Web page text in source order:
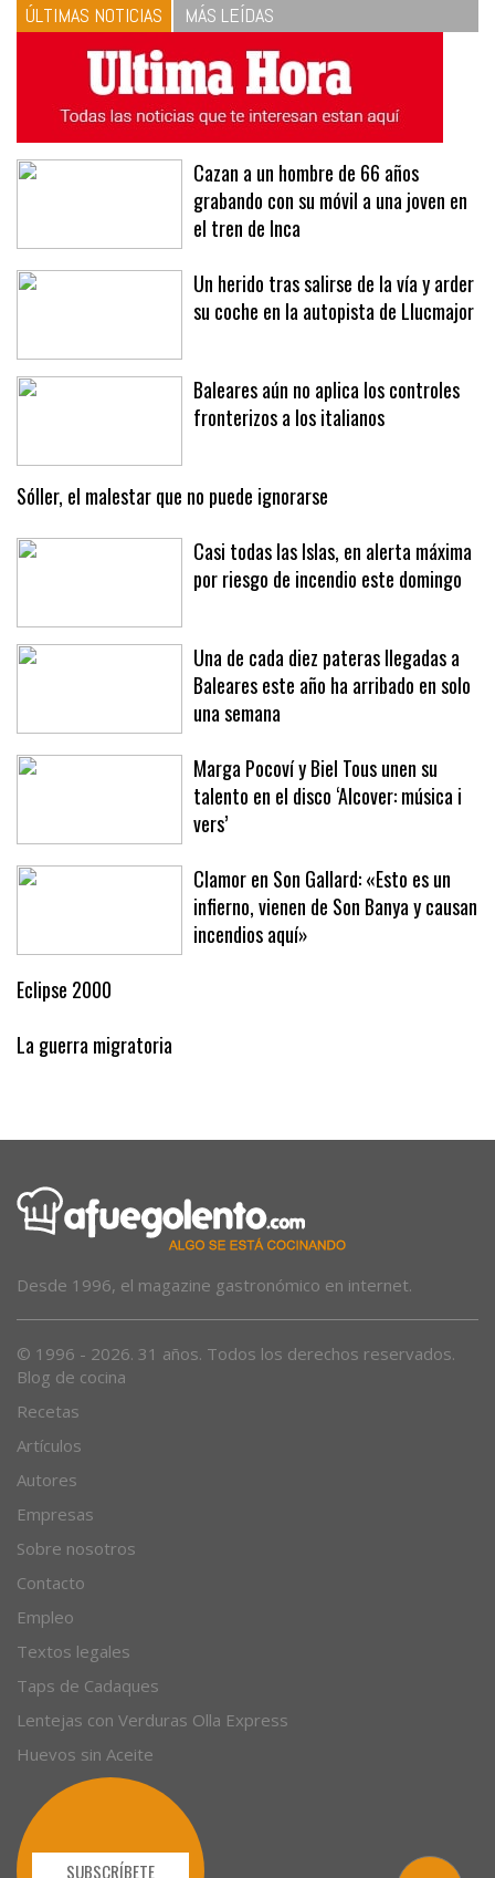
ÚLTIMAS NOTICIAS MÁS LEÍDAS
Cazan a un hombre de 66 años
grabando con su móvil a una joven en
el tren de Inca
Un herido tras salirse de la vía y arder
su coche en la autopista de Llucmajor
Baleares aún no aplica los controles
fronterizos a los italianos
Sóller, el malestar que no puede ignorarse
Casi todas las Islas, en alerta máxima
por riesgo de incendio este domingo
Una de cada diez pateras llegadas a
Baleares este año ha arribado en solo
una semana
Marga Pocoví y Biel Tous unen su
talento en el disco ‘Alcover: música i
vers’
Clamor en Son Gallard: «Esto es un
infierno, vienen de Son Banya y causan
incendios aquí»
Eclipse 2000
La guerra migratoria
Desde 1996, el magazine gastronómico en internet.
© 1996 - 2026. 31 años. Todos los derechos reservados.
Blog de cocina
Recetas
Artículos
Autores
Empresas
Sobre nosotros
Contacto
Empleo
Textos legales
Taps de Cadaques
Lentejas con Verduras Olla Express
Huevos sin Aceite
SUBSCRÍBETE